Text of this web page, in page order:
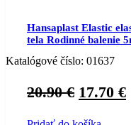
Hansaplast Elastic
tela Rodinné balenie
Katalógové číslo: 01637
20.90€ Original
17.70 €